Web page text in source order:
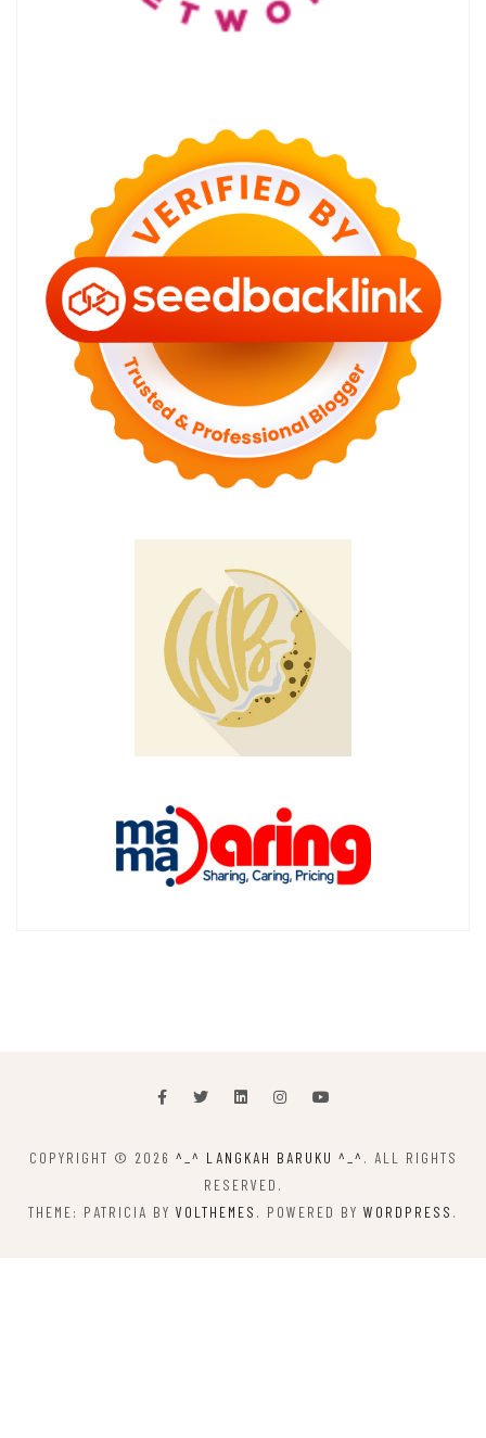
COPYRIGHT © 2026 ^_^ LANGKAH BARUKU ^_^ . ALL RIGHTS
RESERVED.
THEME: PATRICIA BY VOLTHEMES . POWERED BY WORDPRESS .